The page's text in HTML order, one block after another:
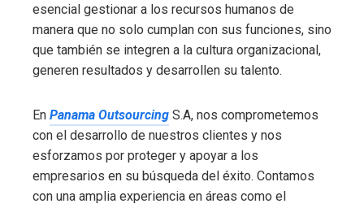
esencial gestionar a los recursos humanos de
manera que no solo cumplan con sus funciones, sino
que también se integren a la cultura organizacional,
generen resultados y desarrollen su talento.
En Panama Outsourcing S.A, nos comprometemos
con el desarrollo de nuestros clientes y nos
esforzamos por proteger y apoyar a los
empresarios en su búsqueda del éxito. Contamos
con una amplia experiencia en áreas como el